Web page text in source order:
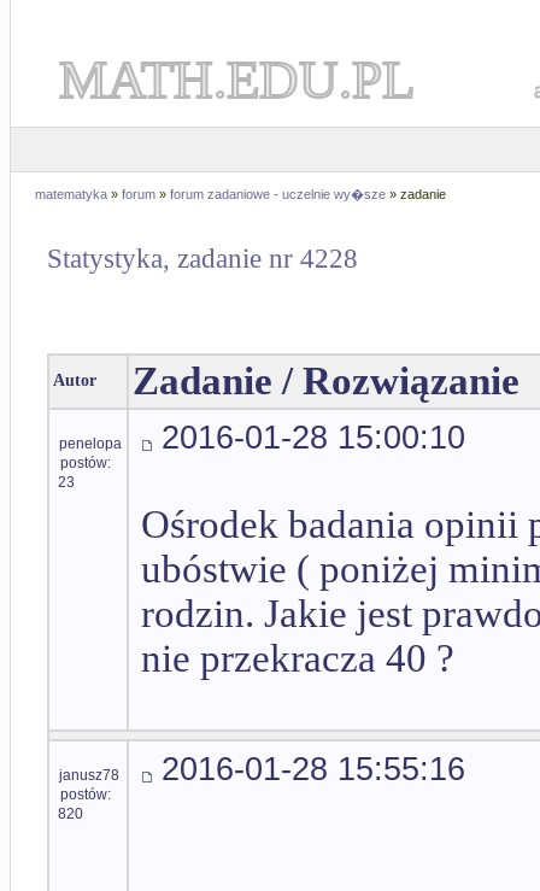
MATH.EDU.PL
matematyka » forum » forum zadaniowe - uczelnie wy�sze » zadanie
Statystyka, zadanie nr 4228
Autor Zadanie / Rozwiązanie
penelopa
postów:
23
2016-01-28 15:00:10
Ośrodek badania opinii
ubóstwie ( poniżej
rodzin. Jakie jest
nie przekracza 40 ?
janusz78
postów:
820
2016-01-28 15:55:16